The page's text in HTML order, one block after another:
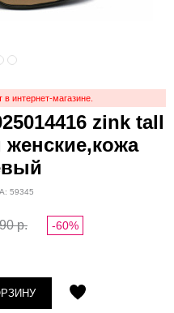
в интернет-магазине.
zink tall
59345
р. -60%